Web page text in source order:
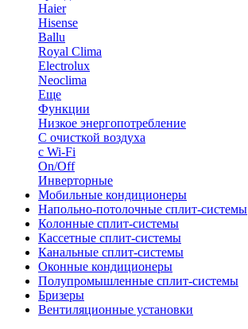
Haier
Hisense
Ballu
Royal Clima
Electrolux
Neoclima
Еще
Функции
Низкое энергопотребление
С очисткой воздуха
с Wi-Fi
On/Off
Инверторные
Мобильные кондиционеры
Напольно-потолоч​ные ​сплит-системы
Колонные ​​сплит-системы
Кассетные сплит-системы
Канальные сплит-системы
Оконные кондиционеры
Полупромышленные сплит-системы
Бризеры
Вентиляционные установки